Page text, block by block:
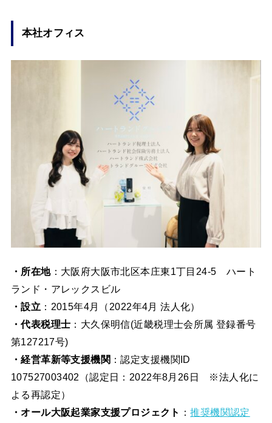
本社オフィス
・所在地：大阪府大阪市北区本庄東1丁目24-5 ハート
ランド・アレックスビル
・設立 ：2015年4月（2022年4月 法人化）
・代表税理士 ：大久保明信(近畿税理士会所属 登録番号
第127217号)
・経営革新等支援機関 ：認定支援機関ID
107527003402（認定日：2022年8月26日 ※法人化に
よる再認定）
・オール大阪起業家支援プロジェクト
：推奨機関認定